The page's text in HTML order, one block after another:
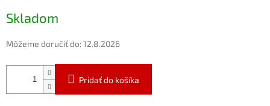
cena:
Skladom
Môžeme doručiť do:12.8.2026
Pridať do košíka